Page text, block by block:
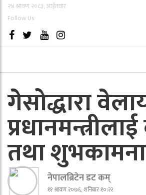
२४ श्रावण २०८३, आईतवार
Follow Us
गेसोद्धारा
तथा शुभकामना
नेपालब्रिटेन डट कम्
११ श्रावण २०७६, शनिबार १०:२२